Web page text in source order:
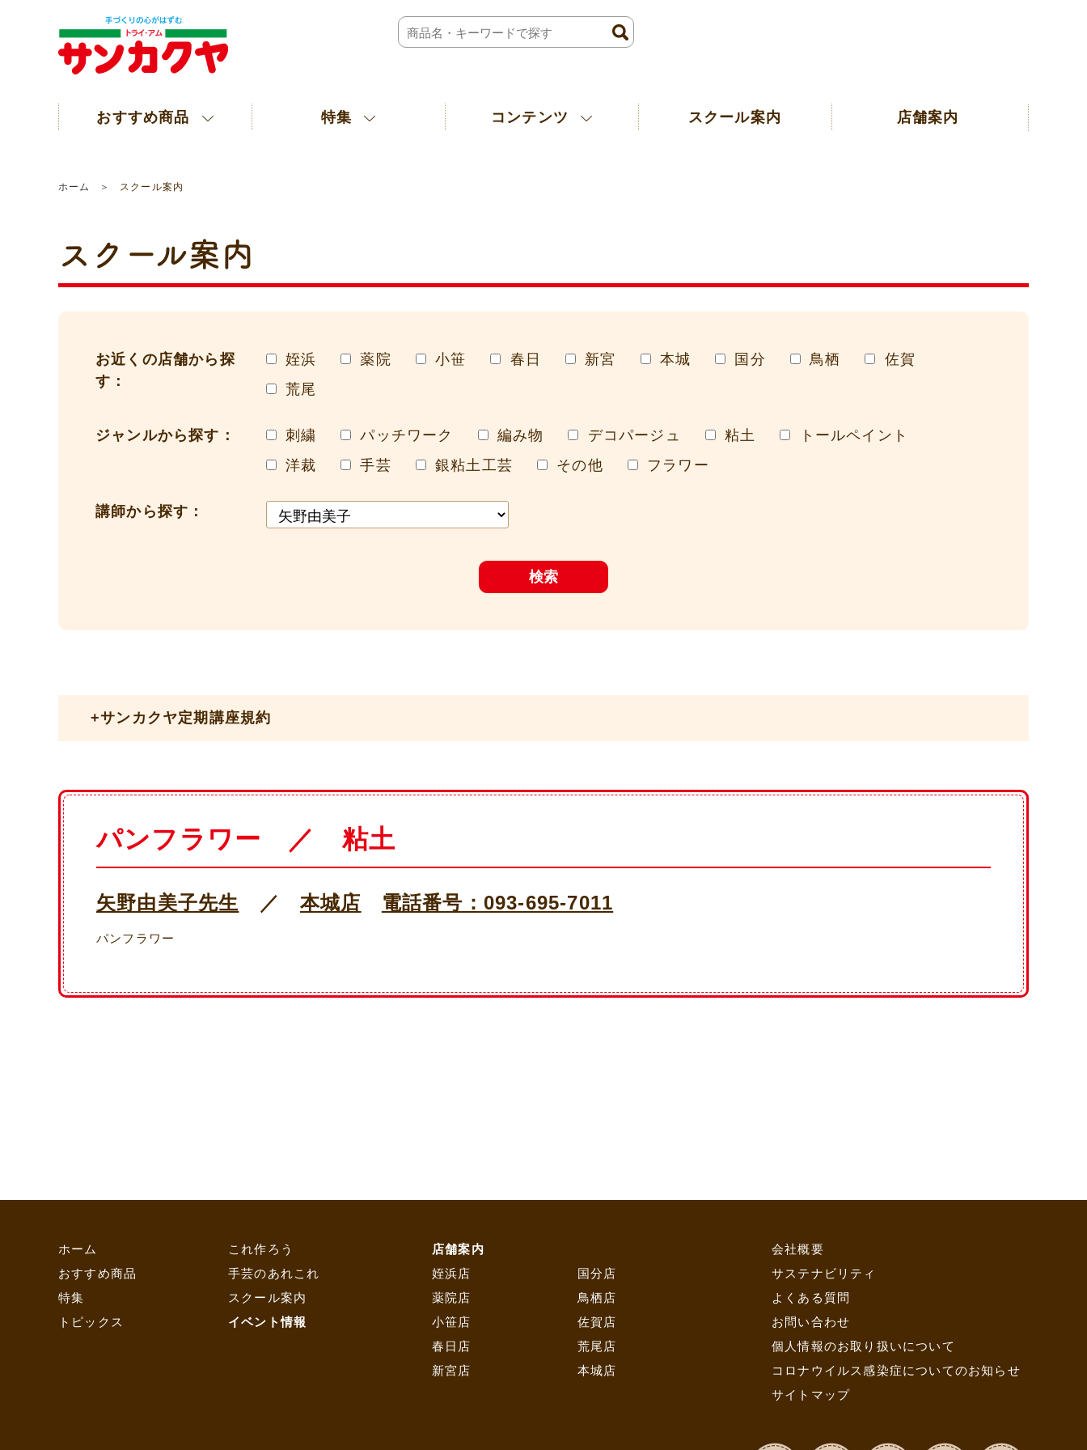
おすすめ商品 特集 コンテンツ スクール案内 店舗案内
ホーム スクール案内
スクール案内
お近くの店舗から探
す：
姪浜 薬院 小笹 春日 新宮 本城 国分 鳥栖
佐賀
荒尾
ジャンルから探す： 刺繍 パッチワーク 編み物 デコパージュ 粘土
トールペイント
洋裁
手芸 銀粘土工芸 その他 フラワー
講師から探す：
検索
+サンカクヤ定期講座規約
パンフラワー ／ 粘土
矢野由美子先生 ／本城店 電話番号：093-695-7011
パンフラワー
ホーム
おすすめ商品
特集
トピックス
これ作ろう
手芸のあれこれ
スクール案内
イベント情報
店舗案内
姪浜店
国分店
薬院店
鳥栖店
小笹店
佐賀店
春日店
荒尾店
新宮店
本城店
会社概要
サステナビリティ
よくある質問
お問い合わせ
個人情報のお取り扱いについて
コロナウイルス感染症についてのお知らせ
サイトマップ